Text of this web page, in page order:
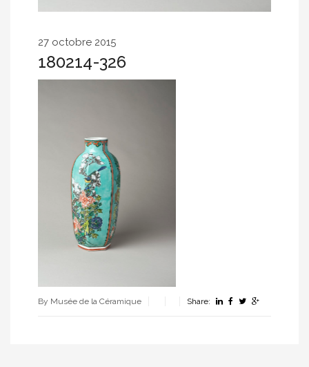
27 octobre 2015
180214-326
By Musée de la Céramique Share: